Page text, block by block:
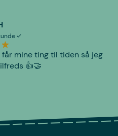
får mine ting til tiden så jeg
👍🤝